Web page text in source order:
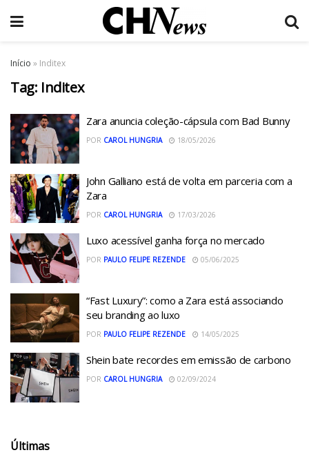
Início » Inditex
Tag: Inditex
Zara anuncia coleção-cápsula com Bad Bunny
POR CAROL HUNGRIA 18/05/2026
John Galliano está de volta em parceria com a
Zara
POR CAROL HUNGRIA 17/03/2026
Luxo acessível ganha força no mercado
POR PAULO FELIPE REZENDE 05/06/2025
“Fast Luxury”: como a Zara está associando
seu branding ao luxo
POR PAULO FELIPE REZENDE 14/05/2025
Shein bate recordes em emissão de carbono
POR CAROL HUNGRIA 02/09/2024
Últimas